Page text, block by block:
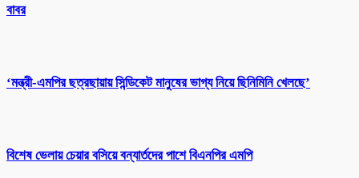
বাবর
‘মন্ত্রী-এমপির ছত্রছায়ায় সিন্ডিকেট মানুষের ভাগ্য নিয়ে ছিনিমিনি খেলছে’
বিশেষ ভেলায় চেয়ার বসিয়ে বন্যার্তদের পাশে বিএনপির এমপি